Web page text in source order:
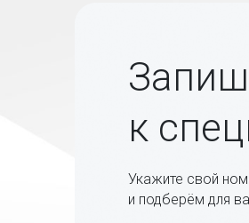
к
Укажите свой
и подберём для